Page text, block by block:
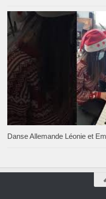
Danse Allemande Léonie et